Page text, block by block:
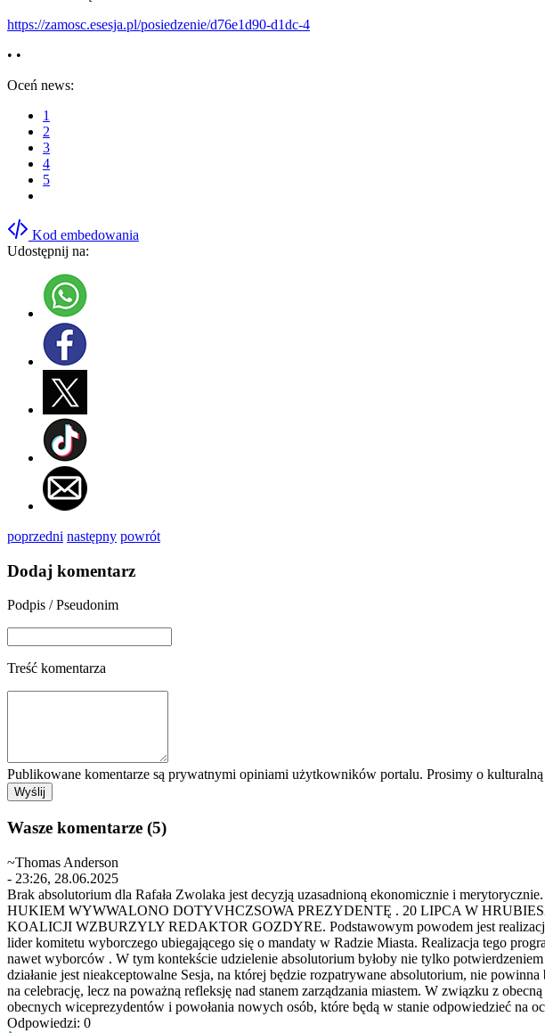
https://zamosc.esesja.pl/posiedzenie/d76e1d90-d1dc-4
• •
Oceń news:
1
2
3
4
5
Kod embedowania
Udostępnij na:
poprzedni następny powrót
Dodaj komentarz
Podpis / Pseudonim
Treść komentarza
Publikowane komentarze są prywatnymi opiniami użytkowników portalu. Prosimy o kulturalną
Wasze komentarze (5)
~Thomas Anderson
- 23:26, 28.06.2025
Brak absolutorium dla Rafała Zwolaka jest decyzją uzasadnioną ekonomicznie i
HUKIEM WYWWALONO DOTYVHCZSOWA PREZYDENTĘ . 20 LIPCA W
KOALICJI WZBURZYLY REDAKTOR GOZDYRE. Podstawowym powodem jest
lider komitetu wyborczego ubiegającego się o mandaty w Radzie Miasta. Realizacja tego
nawet wyborców . W tym kontekście udzielenie absolutorium byłoby nie tylko
działanie jest nieakceptowalne Sesja, na której będzie rozpatrywane absolutorium, nie
na celebrację, lecz na poważną refleksję nad stanem zarządzania miastem. W związku z
obecnych wiceprezydentów i powołania nowych osób, które będą w stanie odpowiedzieć na
Odpowiedzi: 0